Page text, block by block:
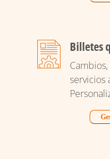
Billetes
servicios